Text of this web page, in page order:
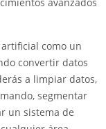
como un
convertir datos
a limpiar datos,
segmentar
un sistema de